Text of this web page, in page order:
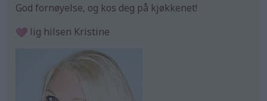
God fornøyelse, og kos deg på kjøkkenet!
lig hilsen Kristine